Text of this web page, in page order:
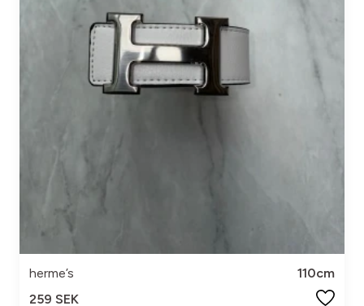
herme’s
110cm
259 SEK